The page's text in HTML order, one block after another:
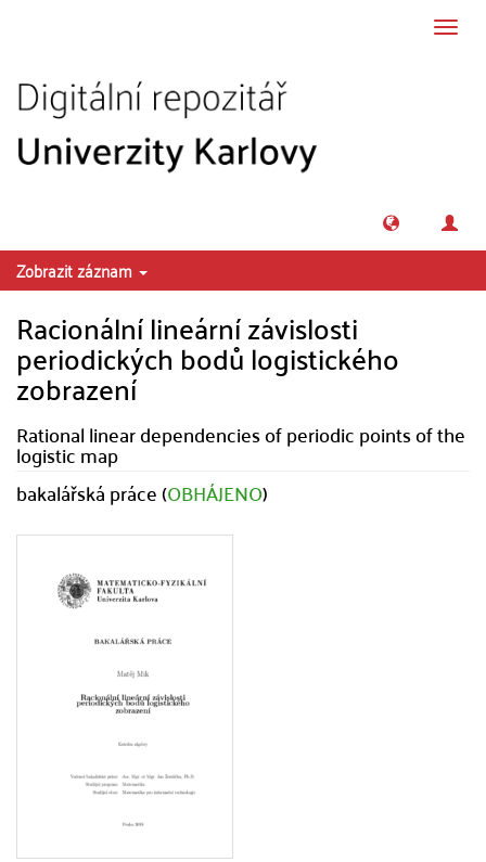
Zobrazit záznam
Racionální lineární závislosti
periodických bodů logistického
zobrazení
Rational linear dependencies of periodic points of the
logistic map
bakalářská práce (OBHÁJENO)